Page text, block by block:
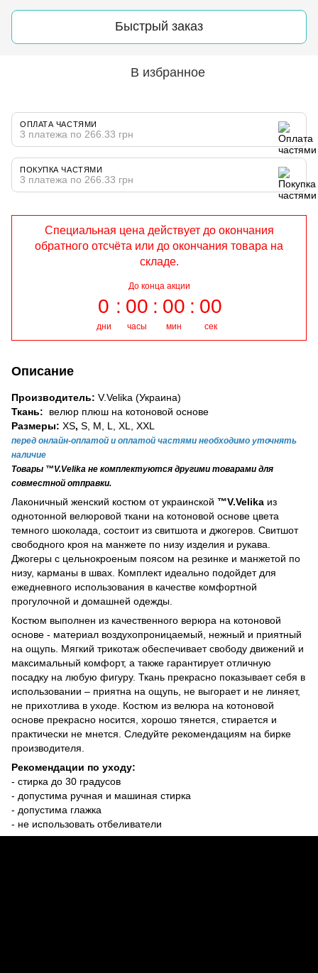
Быстрый заказ
В избранное
ОПЛАТА ЧАСТЯМИ
3 платежа по 266.33 грн
ПОКУПКА ЧАСТЯМИ
3 платежа по 266.33 грн
Специальная цена действует до окончания
обратного отсчёта или до окончания товара на
складе.
До конца акции
0
дни
00
часы
00
мин
00
сек
Описание
Производитель: V.Velika (Украина)
Ткань:
велюр плюш на котоновой основе
Размеры: XS, S, M, L, XL, XXL
перед онлайн-оплатой и оплатой частями необходимо уточнять
наличие
Товары ™V.Velika не комплектуются другими товарами для
совместной отправки.
Лаконичный женский костюм от украинской ™V.Velika из
однотонной велюровой ткани на котоновой основе цвета
темного шоколада, состоит из свитшота и джогеров. Свитшот
свободного кроя на манжете по низу изделия и рукава.
Джогеры с цельнокроеным поясом на резинке и манжетой по
низу, карманы в швах. Комплект идеально подойдет для
ежедневного использования в качестве комфортной
прогулочной и домашней одежды.
Костюм выполнен из качественного верюра на котоновой
основе - материал воздухопроницаемый, нежный и приятный
на ощупь. Мягкий трикотаж обеспечивает свободу движений и
максимальный комфорт, а также гарантирует отличную
посадку на любую фигуру. Ткань прекрасно показывает себя в
использовании – приятна на ощупь, не выгорает и не линяет,
не прихотлива в уходе. Костюм из велюра на котоновой
основе прекрасно носится, хорошо тянется, стирается и
практически не мнется. Следуйте рекомендациям на бирке
производителя.
Рекомендации по уходу:
- стирка до 30 градусов
- допустима ручная и машиная стирка
- допустима глажка
- не использовать отбеливатели